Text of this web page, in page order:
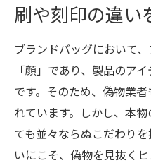
刷や刻印の違い
ブランドバッグにおいて
「顔」であり、製品のア
です。そのため、偽物業
れています。しかし、本
ても並々ならぬこだわり
いにこそ、偽物を見抜くヒ